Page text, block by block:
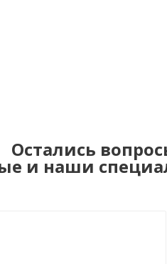
Остались
и наши